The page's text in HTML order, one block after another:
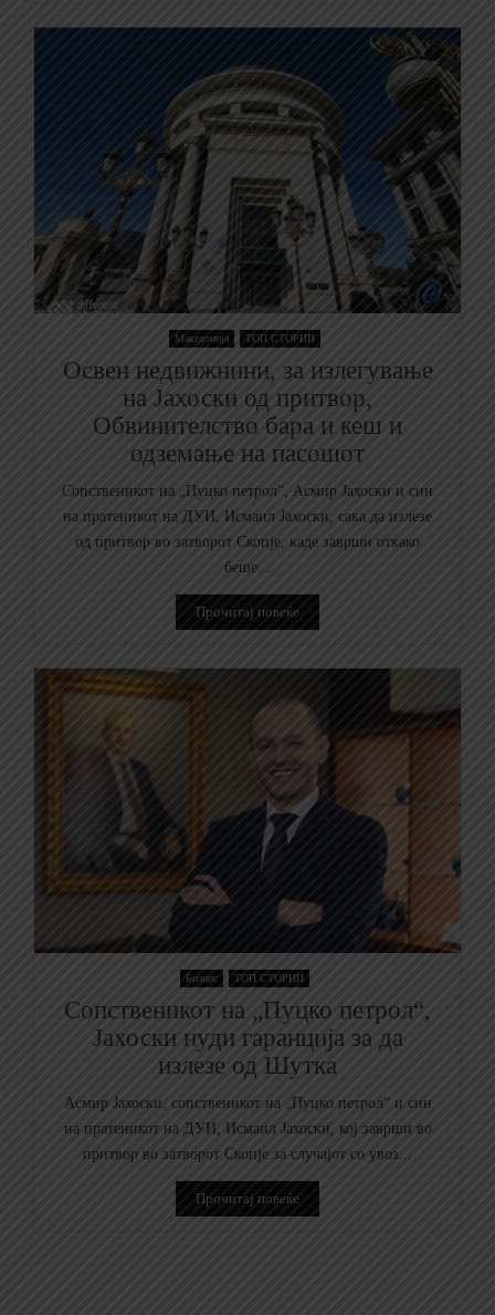
Македонија ТОП СТОРИИ
Освен недвижнини, за излегување
на Јахоски од притвор,
Обвинителство бара и кеш и
одземање на пасошот
Сопственикот на „Пуцко петрол“, Асмир Јахоски и син
на пратеникот на ДУИ, Исмаил Јахоски, сака да излезе
од притвор во затворот Скопје, каде заврши откако
беше...
Прочитај повеќе
Бизнис ТОП СТОРИИ
Сопственикот на „Пуцко петрол“,
Јахоски нуди гаранција за да
излезе од Шутка
Асмир Јахоски, сопственикот на „Пуцко петрол“ и син
на пратеникот на ДУИ, Исмаил Јахоски, кој заврши во
притвор во затворот Скопје за случајот со увоз...
Прочитај повеќе